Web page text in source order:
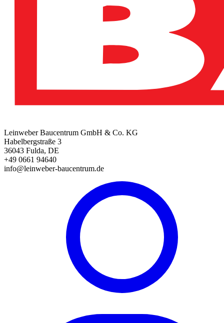
Leinweber Baucentrum GmbH & Co. KG
Habelbergstraße 3
36043 Fulda, DE
+49 0661 94640
info@leinweber-baucentrum.de